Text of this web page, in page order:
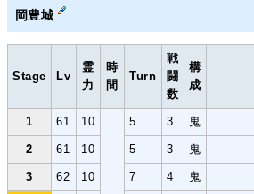
岡豊城
Stage Lv
霊
力
時
間
Turn
戦
闘
数
構
成
1 61 10 5 3 鬼
2 61 10 5 3 鬼
3 62 10 7 4 鬼